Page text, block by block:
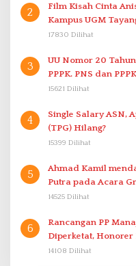
2
Film Kisah Cinta
Kampus UGM
17830 Dilihat
3
UU Nomor 20
PPPK. PNS dan
15621 Dilihat
4
Single Salary ASN,
(TPG) Hilang?
15399 Dilihat
5
Ahmad Kamil mendampingi Langsung Dike Mandala
Putra pada Acara
Proklamasi Mirip
14525 Dilihat
6
Rancangan PP
Diperketat, Honorer
14108 Dilihat